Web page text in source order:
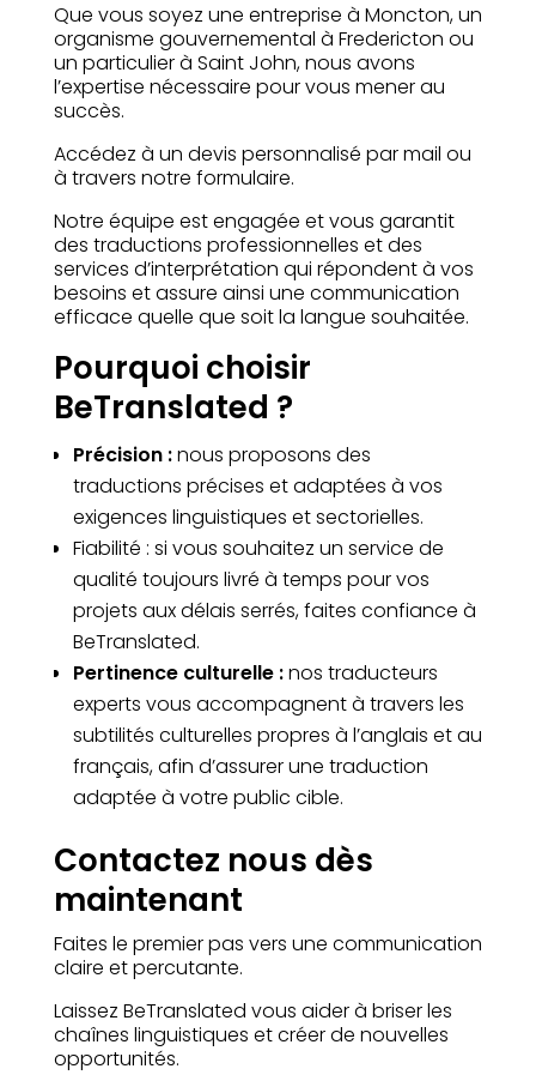
Que vous soyez une entreprise à Moncton, un
organisme gouvernemental à Fredericton ou
un particulier à Saint John, nous avons
l’expertise nécessaire pour vous mener au
succès.
Accédez à un devis personnalisé par mail ou
à travers notre formulaire.
Notre équipe est engagée et vous garantit
des traductions professionnelles et des
services d’interprétation qui répondent à vos
besoins et assure ainsi une communication
efficace quelle que soit la langue souhaitée.
Pourquoi choisir
BeTranslated ?
Précision :nous proposons des
traductions précises et adaptées à vos
exigences linguistiques et sectorielles.
Fiabilité : si vous souhaitez un service de
qualité toujours livré à temps pour vos
projets aux délais serrés, faites confiance à
BeTranslated.
Pertinence culturelle :nos traducteurs
experts vous accompagnent à travers les
subtilités culturelles propres à l’anglais et au
français, afin d’assurer une traduction
adaptée à votre public cible.
Contactez nous dès
maintenant
Faites le premier pas vers une communication
claire et percutante.
Laissez BeTranslated vous aider à briser les
chaînes linguistiques et créer de nouvelles
opportunités.